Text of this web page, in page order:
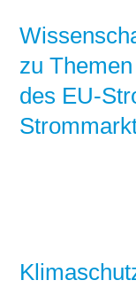
zu
des EU-